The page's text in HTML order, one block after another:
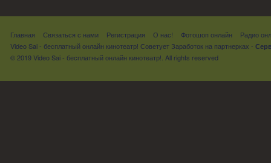
Главная Связаться с нами Регистрация О нас! Фотошоп онлайн
Радио
Video Sai - бесплатный онлайн кинотеатр! Советует Заработок на партнерках -
© 2019 Video Sai - бесплатный онлайн кинотеатр!. All rights reserved